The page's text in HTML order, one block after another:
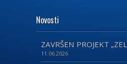
Novosti
ZAVRŠEN PROJEKT
11.06.2026